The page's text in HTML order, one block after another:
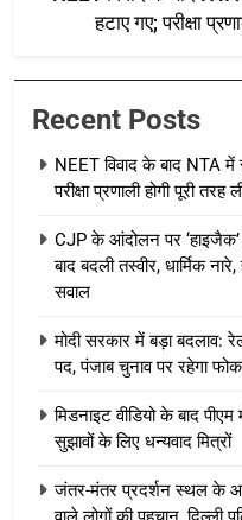
हटाए गए; परीक्षा
Recent Posts
NEET विवाद के बाद NTA में
परीक्षा प्रणाली होगी पूरी
CJP के आंदोलन पर
बाद बदली तस्वीर, धार्मिक
सवाल
मोदी सरकार में बड़ा बदलाव:
पद, पंजाब चुनाव पर रहेगा
मिडनाइट वीडियो के बाद
सुझावों के लिए धन्यवाद मित्रों
जंतर-मंतर प्रदर्शन स्थल के